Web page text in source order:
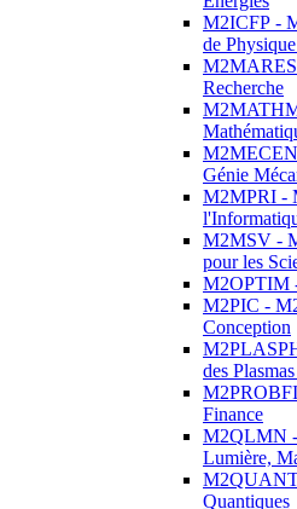
M2ICFP -
de
Recherche
Génie
M2MPRI -
M2MSV -
pour les
M2OPTIM
M2PIC -
Conception
des
Finance
M2QLMN
Lumière,
Quantiques